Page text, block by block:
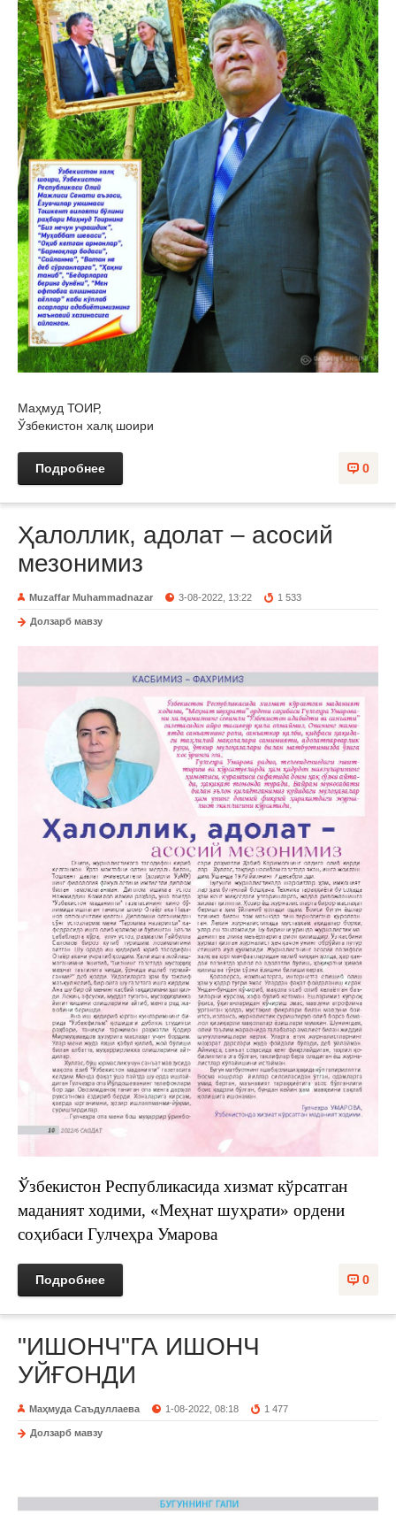
Маҳмуд ТОИР,
Ўзбекистон халқ шоири
0
Подробнее
Ҳалоллик, адолат – асосий
мезонимиз
Muzaffar Muhammadnazar 3-08-2022, 13:22 1 533
Долзарб мавзу
Ўзбекистон Республикасида хизмат кўрсатган
маданият ходими, «Меҳнат шуҳрати» ордени
соҳибаси Гулчеҳра Умарова
0
Подробнее
"ИШОНЧ"ГА ИШОНЧ
УЙҒОНДИ
Маҳмуда Саъдуллаева 1-08-2022, 08:18 1 477
Долзарб мавзу